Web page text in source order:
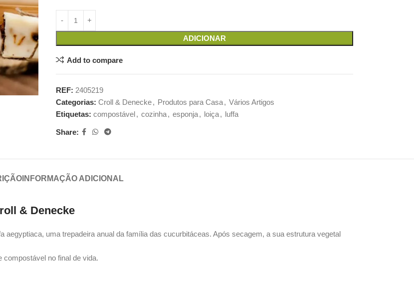
ADICIONAR
Add to compare
REF: 2405219
Categorias: Croll & Denecke, Produtos para Casa, Vários Artigos
Etiquetas: compostável, cozinha, esponja, loiça, luffa
Share:
INFORMAÇÃO ADICIONAL
& Denecke
aegyptiaca, uma trepadeira anual da família das cucurbitáceas. Após secagem, a sua estrutura vegetal
compostável no final de vida.